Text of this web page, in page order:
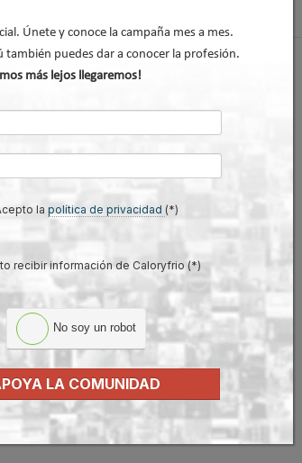
Caso de éxito - Sistema de tratamiento de
Únete y conoce la campaña mes a mes.
también puedes dar a conocer la profesión.
más lejos llegaremos!
lapolítica de privacidad (*)
recibir información de Caloryfrio (*)
No soy un robot
LA COMUNIDAD